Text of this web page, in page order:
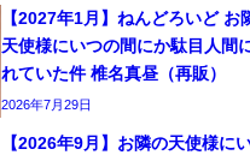
【2027年1月】ねんどろいど お
天使様にいつの間にか駄目人間
れていた件 椎名真昼（再販）
2026年7月29日
【2026年9月】お隣の天使様に